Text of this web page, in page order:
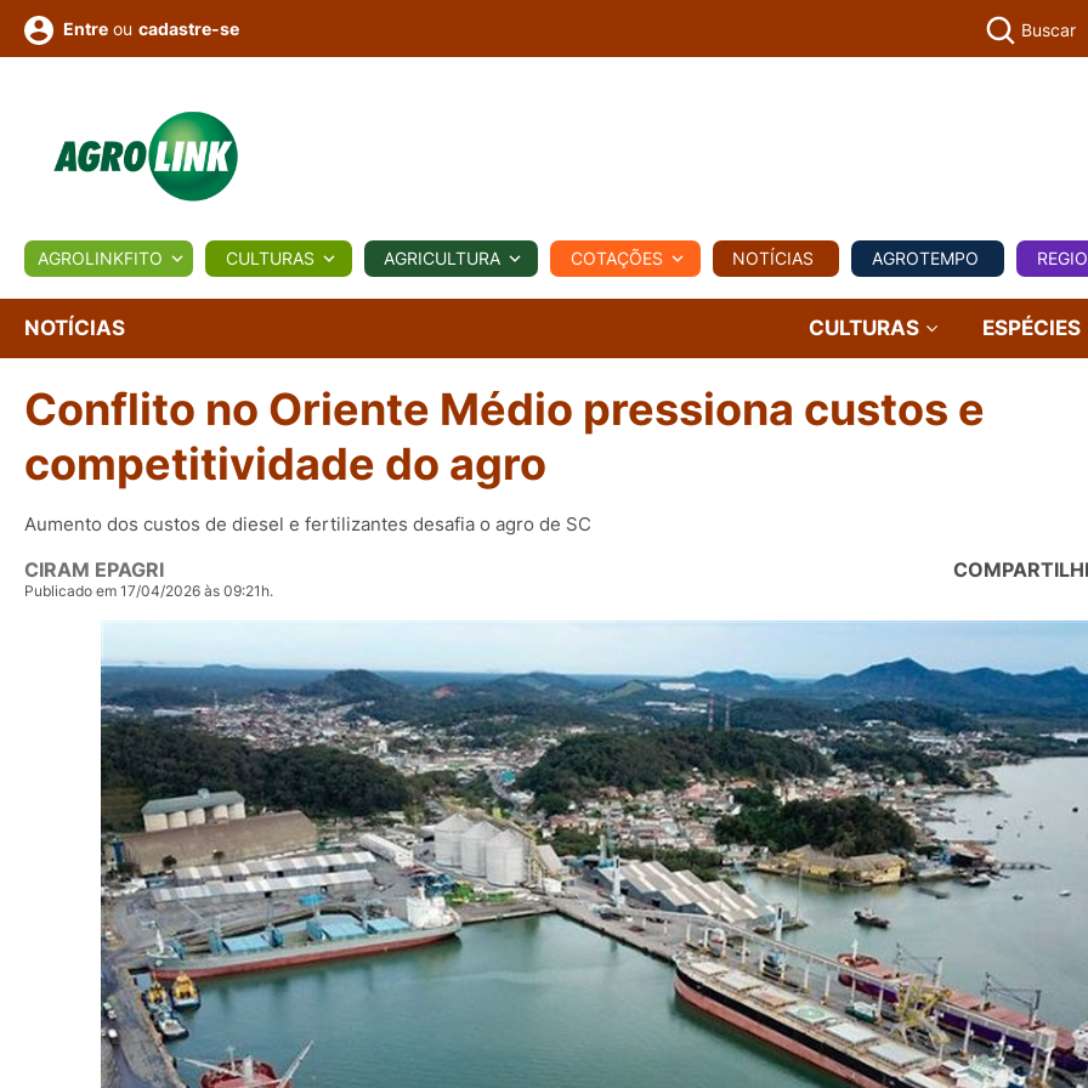
BIOLÓGICOS COTAÇÕES NOTÍCIAS AGROTEMPO REGIONAL COMERCIAL AGROVIAGENS
Conversor Colunistas Eventos
Fotos
e
Vídeos
Entre ou cadastre-se Buscar
AGROLINKFITO CULTURAS AGRICULTURA COTAÇÕES NOTÍCIAS AGROTEMPO
NOTÍCIAS CULTURAS ESPÉCIES
Conflito no Oriente Médio pressiona custos e
competitividade do agro
Aumento dos custos de diesel e fertilizantes desafia o agro de SC
CIRAM EPAGRI
Publicado em 17/04/2026 às 09:21h.